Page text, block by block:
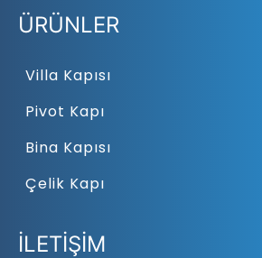
ÜRÜNLER
Villa Kapısı
Pivot Kapı
Bina Kapısı
Çelik Kapı
İLETİŞİM